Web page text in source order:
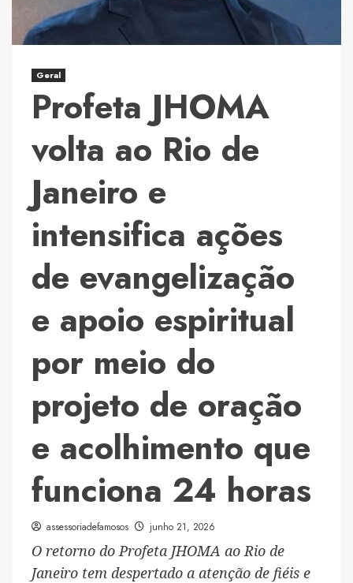
Mercado
Imobiliário
e
Consolidam
Novo
de
Patrimonial
Geral
Profeta JHOMA
volta ao Rio de
Janeiro e
intensifica ações
de evangelização
e apoio espiritual
por meio do
projeto de oração
e acolhimento que
funciona 24 horas
assessoriadefamosos junho 21, 2026
O retorno do Profeta JHOMA ao Rio de
Janeiro tem despertado a atenção de fiéis e